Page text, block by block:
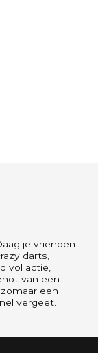
je vrienden
darts,
vol actie,
van een
een
vergeet.